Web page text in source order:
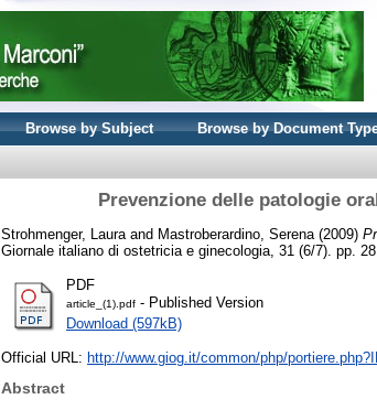
Browse by Subject Browse by Document
Prevenzione delle patologie
Strohmenger, Laura and Mastroberardino, Serena (2009)
Giornale italiano di ostetricia e ginecologia, 31 (6/7). pp.
PDF
article_(1).pdf - Published Version
Download (597kB)
Official URL: http://www.giog.it/common/php/
Abstract